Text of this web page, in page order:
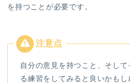
を持つことが必要です。
自分の意見を持つこと、そして
る練習をしてみると良いかもし